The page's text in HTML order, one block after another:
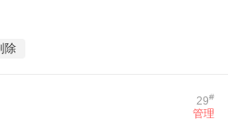
除
29#
管理